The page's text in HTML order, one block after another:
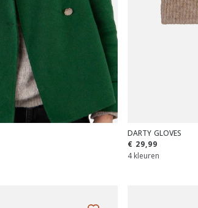
DARTY GLOVES
€ 29,99
4 kleuren